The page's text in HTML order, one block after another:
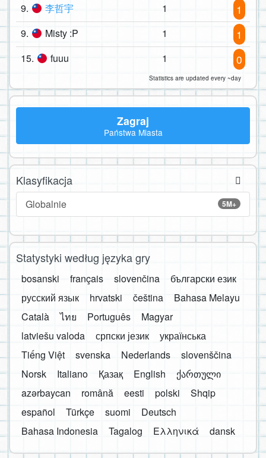
9. 李哲宇 1 1
9. Misty :P 1 1
15. fuuu 1 0
Statistics are updated every ~day
Zagraj
Państwa Miasta
Klasyfikacja
5M+
Globalnie
Statystyki według języka gry
bosanski français slovenčina
български език
русский язык
hrvatski čeština
Bahasa Melayu
Català
ไทย Português
Magyar
latviešu valoda
српски језик
українська
Tiếng Việt
svenska Nederlands
slovenščina
Norsk
Italiano Қазақ English
ქართული
azərbaycan
română eesti polski
Shqip
español
Türkçe suomi
Deutsch
Bahasa Indonesia
Tagalog Ελληνικά dansk